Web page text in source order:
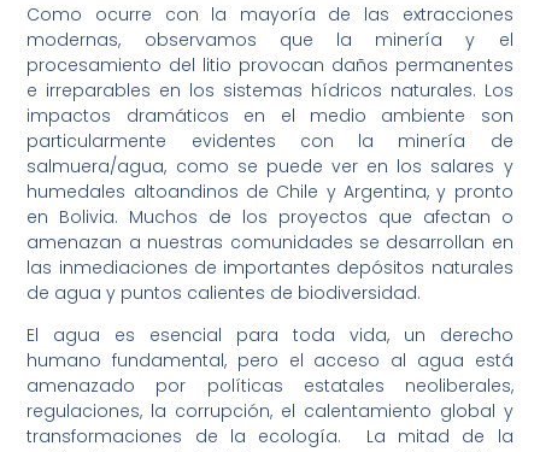
Como ocurre con la mayoría de las extracciones
modernas, observamos que la minería y el
procesamiento del litio provocan daños permanentes
e irreparables en los sistemas hídricos naturales. Los
impactos dramáticos en el medio ambiente son
particularmente evidentes con la minería de
salmuera/agua, como se puede ver en los salares y
humedales altoandinos de Chile y Argentina, y pronto
en Bolivia. Muchos de los proyectos que afectan o
amenazan a nuestras comunidades se desarrollan en
las inmediaciones de importantes depósitos naturales
de agua y puntos calientes de biodiversidad.
El agua es esencial para toda vida, un derecho
humano fundamental, pero el acceso al agua está
amenazado por políticas estatales neoliberales,
regulaciones, la corrupción, el calentamiento global y
transformaciones de la ecología. La mitad de la